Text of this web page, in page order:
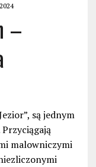
–
są jednym
malowniczymi